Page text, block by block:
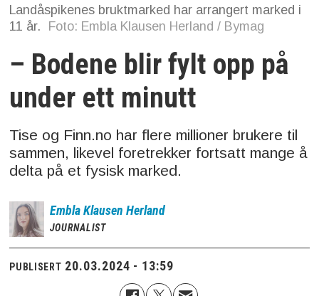
Landåspikenes bruktmarked har arrangert marked i
11 år.
Foto: Embla Klausen Herland / Bymag
– Bodene blir fylt opp på
under ett minutt
Tise og Finn.no har flere millioner brukere til
sammen, likevel foretrekker fortsatt mange å
delta på et fysisk marked.
Embla Klausen Herland
JOURNALIST
PUBLISERT 20.03.2024 - 13:59